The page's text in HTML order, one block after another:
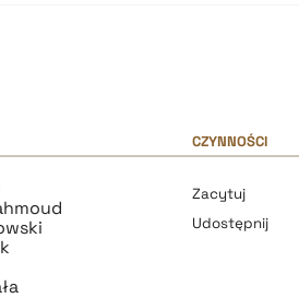
CZYNNOŚCI
Zacytuj
Udostępnij